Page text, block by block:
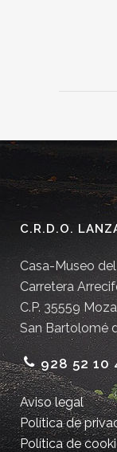
C.R.D.O.
Casa-Museo
Carretera
C.P. 35559
San Bartolomé
928 52 10
Aviso legal
Política de
Política de